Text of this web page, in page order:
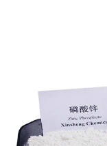
PRODOTTI